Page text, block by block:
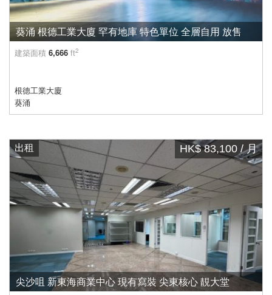
葵涌 根德工業大廈 罕有地庫 特色單位 全層自用 放售
建築面積 6,666 ft2
根德工業大廈
葵涌
出租 HK$ 83,100 / 月
尖沙咀 新東海商業中心 現有寫裝 尖東核心 靚大堂